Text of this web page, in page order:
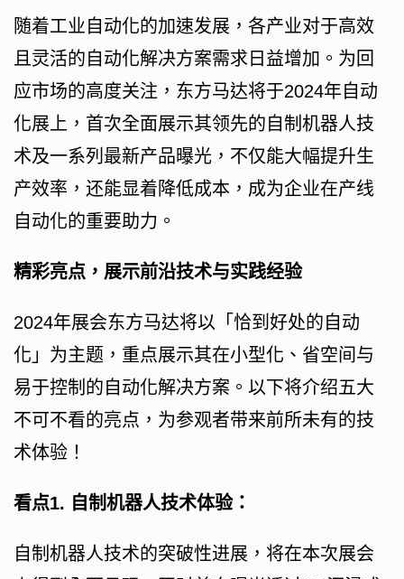
随着工业自动化的加速发展，各产业对于高效
且灵活的自动化解决方案需求日益增加。为回
应市场的高度关注，东方马达将于2024年自动
化展上，首次全面展示其领先的自制机器人技
术及一系列最新产品曝光，不仅能大幅提升生
产效率，还能显着降低成本，成为企业在产线
自动化的重要助力。
精彩亮点，展示前沿技术与实践经验
2024年展会东方马达将以「恰到好处的自动
化」为主题，重点展示其在小型化、省空间与
易于控制的自动化解决方案。以下将介绍五大
不可不看的亮点，为参观者带来前所未有的技
术体验！
看点1. 自制机器人技术体验：
自制机器人技术的突破性进展，将在本次展会